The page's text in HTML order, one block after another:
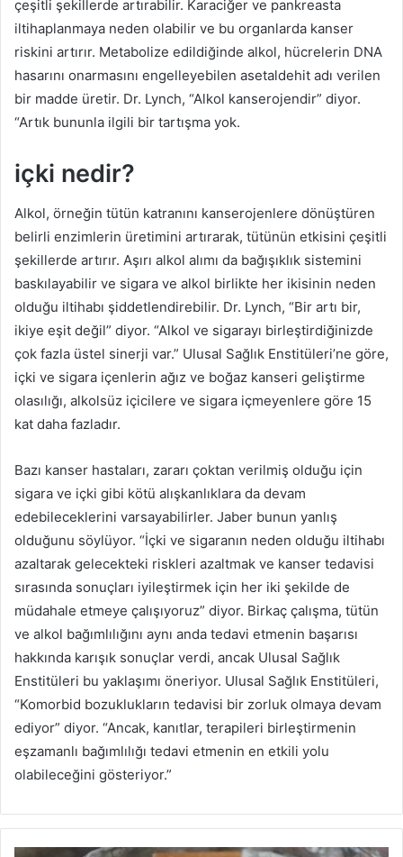
çeşitli şekillerde artırabilir. Karaciğer ve pankreasta
iltihaplanmaya neden olabilir ve bu organlarda kanser
riskini artırır. Metabolize edildiğinde alkol, hücrelerin DNA
hasarını onarmasını engelleyebilen asetaldehit adı verilen
bir madde üretir. Dr. Lynch, “Alkol kanserojendir” diyor.
“Artık bununla ilgili bir tartışma yok.
içki nedir?
Alkol, örneğin tütün katranını kanserojenlere dönüştüren
belirli enzimlerin üretimini artırarak, tütünün etkisini çeşitli
şekillerde artırır. Aşırı alkol alımı da bağışıklık sistemini
baskılayabilir ve sigara ve alkol birlikte her ikisinin neden
olduğu iltihabı şiddetlendirebilir. Dr. Lynch, “Bir artı bir,
ikiye eşit değil” diyor. “Alkol ve sigarayı birleştirdiğinizde
çok fazla üstel sinerji var.” Ulusal Sağlık Enstitüleri’ne göre,
içki ve sigara içenlerin ağız ve boğaz kanseri geliştirme
olasılığı, alkolsüz içicilere ve sigara içmeyenlere göre 15
kat daha fazladır.
Bazı kanser hastaları, zararı çoktan verilmiş olduğu için
sigara ve içki gibi kötü alışkanlıklara da devam
edebileceklerini varsayabilirler. Jaber bunun yanlış
olduğunu söylüyor. “İçki ve sigaranın neden olduğu iltihabı
azaltarak gelecekteki riskleri azaltmak ve kanser tedavisi
sırasında sonuçları iyileştirmek için her iki şekilde de
müdahale etmeye çalışıyoruz” diyor. Birkaç çalışma, tütün
ve alkol bağımlılığını aynı anda tedavi etmenin başarısı
hakkında karışık sonuçlar verdi, ancak Ulusal Sağlık
Enstitüleri bu yaklaşımı öneriyor. Ulusal Sağlık Enstitüleri,
“Komorbid bozuklukların tedavisi bir zorluk olmaya devam
ediyor” diyor. “Ancak, kanıtlar, terapileri birleştirmenin
eşzamanlı bağımlılığı tedavi etmenin en etkili yolu
olabileceğini gösteriyor.”